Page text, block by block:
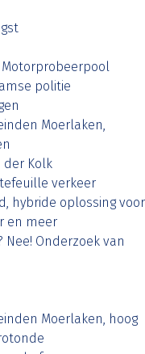
politie
Moerlaken,
der Kolk
verkeer
hybride oplossing voor
en meer
Onderzoek van
Moerlaken, hoog